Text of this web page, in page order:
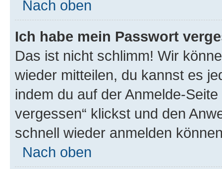
Nach oben
Ich habe mein Passwort
Das ist nicht schlimm! Wir
wieder mitteilen, du kannst es
indem du auf der Anmelde-
vergessen“ klickst und den
schnell wieder anmelden
Nach oben